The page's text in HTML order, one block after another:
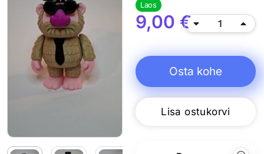
Laos
9,00 €
Osta kohe
Lisa ostukorvi